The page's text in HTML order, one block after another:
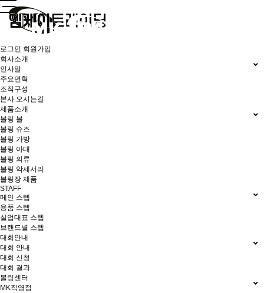
로그인 회원가입
회사소개
인사말
주요연혁
조직구성
본사 오시는길
제품소개
볼링 볼
볼링 슈즈
볼링 가방
볼링 아대
볼링 의류
볼링 악세서리
볼링장 제품
STAFF
메인 스텝
용품 스텝
실업대표 스텝
브랜드별 스텝
대회안내
대회 안내
대회 신청
대회 결과
볼링센터
MK직영점